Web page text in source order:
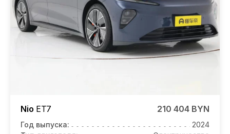
Nio ET7 210 404 BYN
Год выпуска:
2024